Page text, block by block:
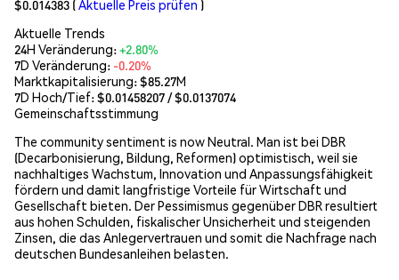
$0.014383 (Aktuelle Preis prüfen )
Aktuelle Trends
24H Veränderung:+2.80%
7D Veränderung: -0.20%
Marktkapitalisierung:$85.27M
7D Hoch/Tief: $0.01458207/ $0.0137074
Gemeinschaftsstimmung
The community sentiment is now Neutral. Man ist bei DBR
(Decarbonisierung, Bildung, Reformen) optimistisch, weil sie
nachhaltiges Wachstum, Innovation und Anpassungsfähigkeit
fördern und damit langfristige Vorteile für Wirtschaft und
Gesellschaft bieten. Der Pessimismus gegenüber DBR resultiert
aus hohen Schulden, fiskalischer Unsicherheit und steigenden
Zinsen, die das Anlegervertrauen und somit die Nachfrage nach
deutschen Bundesanleihen belasten.